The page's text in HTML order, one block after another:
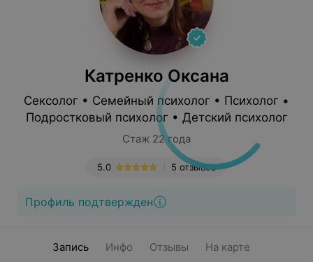
Катренко Оксана
Сексолог • Семейный психолог • Психолог •
Подростковый психолог • Детский психолог
Стаж 22 года
5 отзывов
5.0
Профиль подтвержден
Запись Инфо Отзывы На карте